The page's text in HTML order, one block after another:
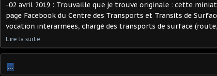
-02 avril 2019 : Trouvaille que je trouve originale : cette
page Facebook du Centre des Transports et Transits de
vocation interarmées, chargé des transports de surface
Lire la suite
…